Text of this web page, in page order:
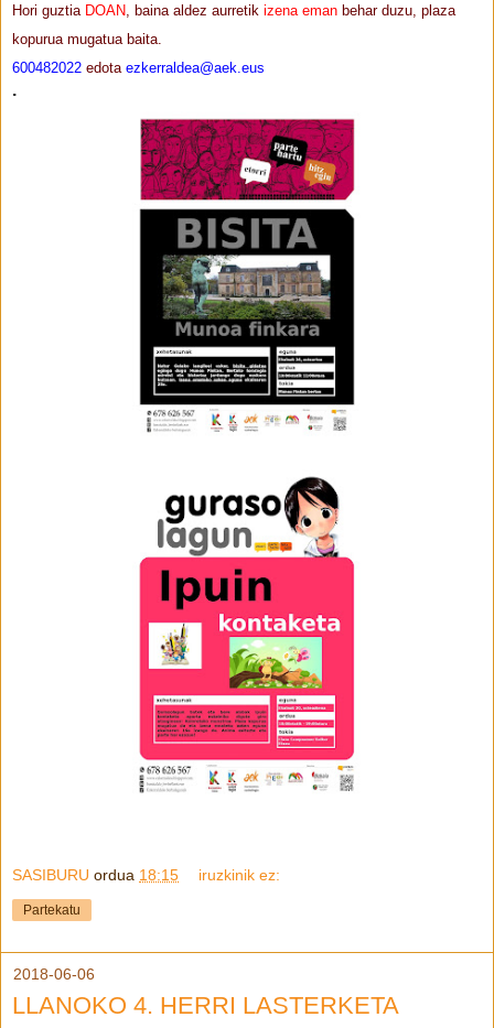
Hori guztia DOAN , baina aldez aurretik izena eman behar duzu, plaza
kopurua mugatua baita.
600482022 edota ezkerraldea@aek.eus
.
SASIBURU ordua 18:15 iruzkinik ez:
Partekatu
2018-06-06
LLANOKO 4. HERRI LASTERKETA